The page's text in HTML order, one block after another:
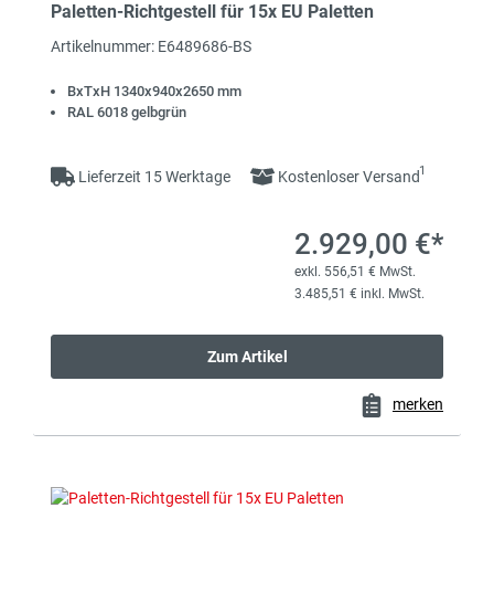
Paletten-Richtgestell für 15x EU Paletten
Artikelnummer: E6489686-BS
BxTxH 1340x940x2650 mm
RAL 6018 gelbgrün
Lieferzeit 15 Werktage Kostenloser Versand1
2.929,00 €*
exkl. 556,51 € MwSt.
3.485,51 € inkl. MwSt.
Zum Artikel
merken